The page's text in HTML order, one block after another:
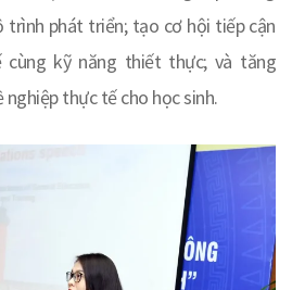
trình phát triển; tạo cơ hội tiếp cận
cùng kỹ năng thiết thực; và tăng
thực tế cho học sinh.